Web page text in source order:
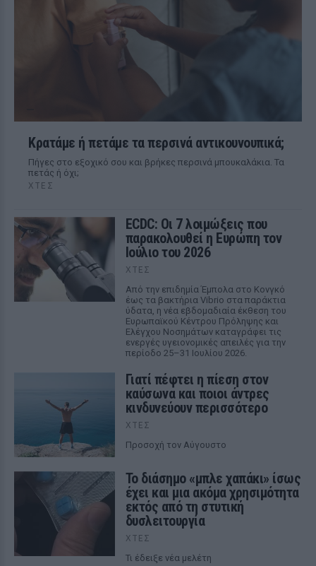
Κρατάμε ή πετάμε τα περσινά αντικουνουπικά;
Πήγες στο εξοχικό σου και βρήκες περσινά μπουκαλάκια. Τα
πετάς ή όχι;
ΧΤΕΣ
ECDC: Οι 7 λοιμώξεις που
παρακολουθεί η Ευρώπη τον
Ιούλιο του 2026
ΧΤΕΣ
Από την επιδημία Έμπολα στο Κονγκό
έως τα βακτήρια Vibrio στα παράκτια
ύδατα, η νέα εβδομαδιαία έκθεση του
Ευρωπαϊκού Κέντρου Πρόληψης και
Ελέγχου Νοσημάτων καταγράφει τις
ενεργές υγειονομικές απειλές για την
περίοδο 25–31 Ιουλίου 2026.
Γιατί πέφτει η πίεση στον
καύσωνα και ποιοι άντρες
κινδυνεύουν περισσότερο
ΧΤΕΣ
Προσοχή τον Αύγουστο
Το διάσημο «μπλε χαπάκι» ίσως
έχει και μια ακόμα χρησιμότητα
εκτός από τη στυτική
δυσλειτουργία
ΧΤΕΣ
Τι έδειξε νέα μελέτη